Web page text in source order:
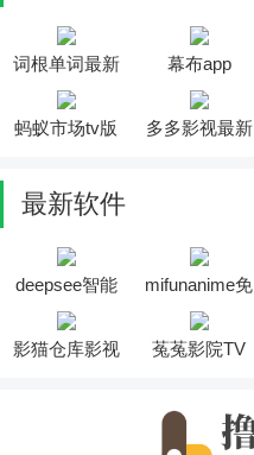
词根单词最新
版
幕布app
蚂蚁市场tv版
多多影视最新
最新软件
deepsee智能
助手软件
mifunanime免
费版
影猫仓库影视
菟菟影院TV